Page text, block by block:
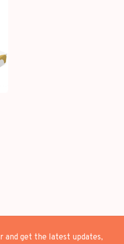
and get the latest updates,